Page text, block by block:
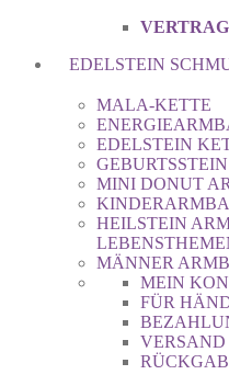
EDELSTEIN
MALA-KETTE
EDELSTEIN
MINI DONUT
HEILSTEIN
MÄNNER
MEIN
FÜR
VERSAND